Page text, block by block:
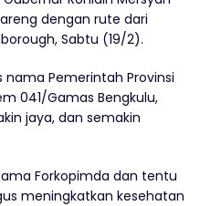
dengan rute dari
Sabtu (19/2).
Pemerintah Provinsi
041/Gamas Bengkulu,
jaya, dan semakin
Forkopimda dan tentu
meningkatkan kesehatan